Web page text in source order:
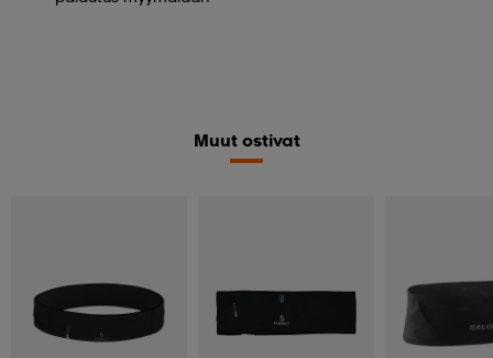
Muut ostivat